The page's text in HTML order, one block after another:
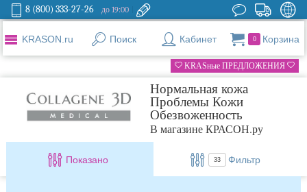
8 (800) 333-27-26 до 19:00
KRASON.ru Поиск Кабинет 0 Корзина
KRASные ПРЕДЛОЖЕНИЯ
Нормальная кожа
Проблемы Кожи
Обезвоженность
В магазине КРАСОН.ру
Показано 33 Фильтр